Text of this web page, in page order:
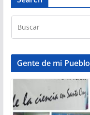
Gente de mi Pueblo